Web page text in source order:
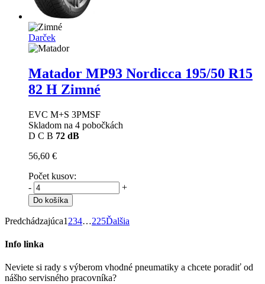
Darček
Matador MP93 Nordicca 195/50 R15
82 H Zimné
EVC M+S 3PMSF
Skladom na 4 pobočkách
D C B 72 dB
56,60 €
Počet kusov:
-
+
Do košíka
Predchádzajúca1 234…225Ďalšia
Info linka
Neviete si rady s výberom vhodné pneumatiky a chcete poradiť od
nášho servisného pracovníka?